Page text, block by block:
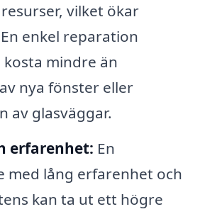
vilket ökar
enkel reparation
mindre än
nya fönster eller
av glasväggar.
erfarenhet: En
med lång erfarenhet och
kan ta ut ett högre